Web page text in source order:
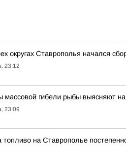
округах Ставрополья начался
23:12
массовой гибели рыбы выясняют
23:09
топливо на Ставрополье